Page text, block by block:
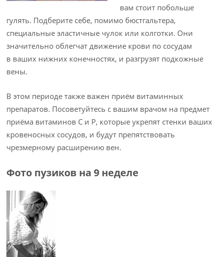
вам стоит побольше
гулять. Подберите себе, помимо бюстгальтера,
специальные эластичные чулок или колготки. Они
значительно облегчат движение крови по сосудам
в ваших нижних конечностях, и разгрузят подкожные
вены.
В этом периоде также важен приём витаминных
препаратов. Посоветуйтесь с вашим врачом на предмет
приёма витаминов С и Р, которые укрепят стенки ваших
кровеносных сосудов, и будут препятствовать
чрезмерному расширению вен.
Фото пузиков на 9 неделе